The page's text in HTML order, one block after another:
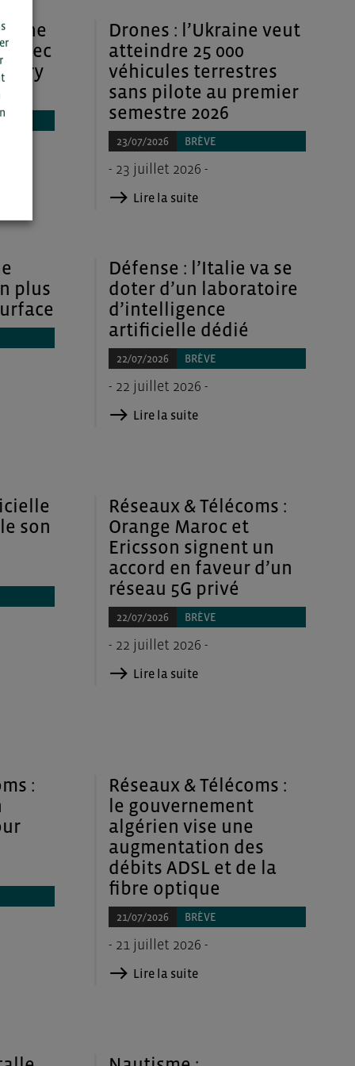
avec
Drones : l’Ukraine veut
atteindre 25 000
véhicules terrestres
sans pilote au premier
semestre 2026
23/07/2026 BRÈVE
- 23 juillet 2026 -
Lire la suite
plus
Défense : l’Italie va se
doter d’un laboratoire
d’intelligence
artificielle dédié
22/07/2026 BRÈVE
- 22 juillet 2026 -
Lire la suite
son
Réseaux & Télécoms :
Orange Maroc et
Ericsson signent un
accord en faveur d’un
réseau 5G privé
22/07/2026 BRÈVE
- 22 juillet 2026 -
Lire la suite
:
Réseaux & Télécoms :
le gouvernement
algérien vise une
augmentation des
débits ADSL et de la
fibre optique
21/07/2026 BRÈVE
- 21 juillet 2026 -
Lire la suite